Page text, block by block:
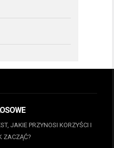
JAKIE PRZYNOSI KORZYŚCI I
ZACZĄĆ?